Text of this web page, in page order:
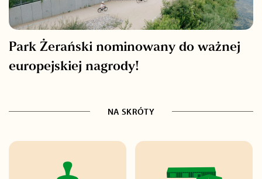
Park Żerański nominowany do ważnej
europejskiej nagrody!
NA SKRÓTY